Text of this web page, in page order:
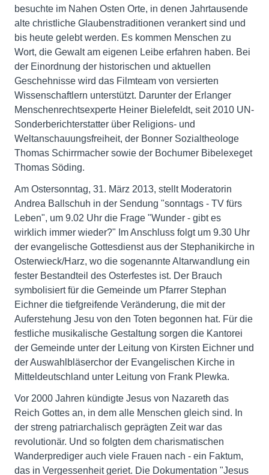
besuchte im Nahen Osten Orte, in denen Jahrtausende
alte christliche Glaubenstraditionen verankert sind und
bis heute gelebt werden. Es kommen Menschen zu
Wort, die Gewalt am eigenen Leibe erfahren haben. Bei
der Einordnung der historischen und aktuellen
Geschehnisse wird das Filmteam von versierten
Wissenschaftlern unterstützt. Darunter der Erlanger
Menschenrechtsexperte Heiner Bielefeldt, seit 2010 UN-
Sonderberichterstatter über Religions- und
Weltanschauungsfreiheit, der Bonner Sozialtheologe
Thomas Schirrmacher sowie der Bochumer Bibelexeget
Thomas Söding.
Am Ostersonntag, 31. März 2013, stellt Moderatorin
Andrea Ballschuh in der Sendung "sonntags - TV fürs
Leben", um 9.02 Uhr die Frage "Wunder - gibt es
wirklich immer wieder?" Im Anschluss folgt um 9.30 Uhr
der evangelische Gottesdienst aus der Stephanikirche in
Osterwieck/Harz, wo die sogenannte Altarwandlung ein
fester Bestandteil des Osterfestes ist. Der Brauch
symbolisiert für die Gemeinde um Pfarrer Stephan
Eichner die tiefgreifende Veränderung, die mit der
Auferstehung Jesu von den Toten begonnen hat. Für die
festliche musikalische Gestaltung sorgen die Kantorei
der Gemeinde unter der Leitung von Kirsten Eichner und
der Auswahlbläserchor der Evangelischen Kirche in
Mitteldeutschland unter Leitung von Frank Plewka.
Vor 2000 Jahren kündigte Jesus von Nazareth das
Reich Gottes an, in dem alle Menschen gleich sind. In
der streng patriarchalisch geprägten Zeit war das
revolutionär. Und so folgten dem charismatischen
Wanderprediger auch viele Frauen nach - ein Faktum,
das in Vergessenheit geriet. Die Dokumentation "Jesus